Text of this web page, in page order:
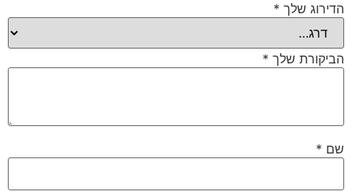
הדירוג שלך *
הביקורת שלך *
שם *